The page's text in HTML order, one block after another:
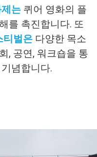
는 퀴어 영화의 플
를 촉진합니다. 또
티벌은 다양한 목소
, 공연, 워크숍을 통
기념합니다.